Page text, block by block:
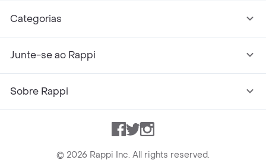
Categorias
Junte-se ao Rappi
Sobre Rappi
Facebook
TwitterInstagram
© 2026 Rappi Inc. All rights reserved.